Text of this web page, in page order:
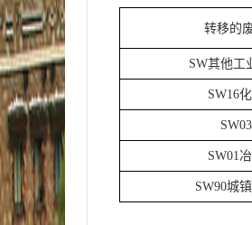
转移的
SW其他工
SW16
SW03
SW01
SW90城